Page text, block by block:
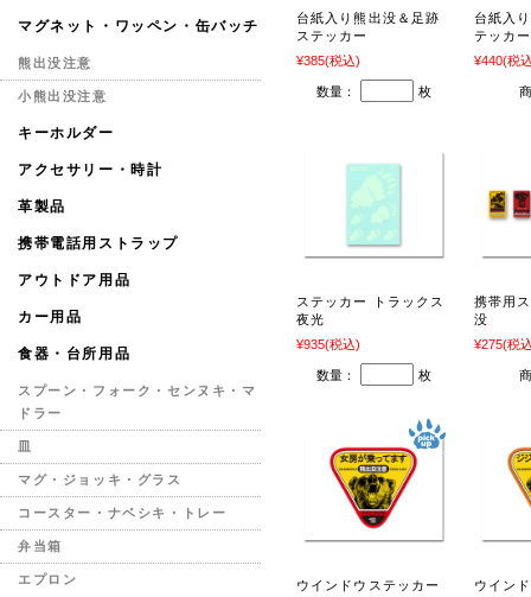
台紙入り熊出没＆足跡
ステッカー
¥385(税込)
数量： 枚
台紙入
テッカー
¥440(税
ステッカー トラックス
夜光
¥935(税込)
数量： 枚
携帯用
没
¥275(税
ウインドウステッカー
ウイン
マグネット・ワッペン・缶バッチ
熊出没注意
小熊出没注意
キーホルダー
アクセサリー・時計
革製品
携帯電話用ストラップ
アウトドア用品
カー用品
食器・台所用品
スプーン・フォーク・センヌキ・マ
ドラー
マグ・ジョッキ・グラス
コースター・ナベシキ・トレー
弁当箱
エプロン